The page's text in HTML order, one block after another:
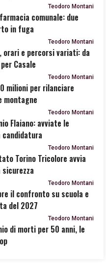
Teodoro Montani
comunale: due
in fuga
Teodoro Montani
orari e percorsi variati: da
Casale
Teodoro Montani
milioni per rilanciare
montagne
Teodoro Montani
Flaiano: avviate le
Teodoro Montani
Torino Tricolore avvia
Teodoro Montani
il confronto su scuola e
del 2027
Teodoro Montani
di morti per 50 anni, le